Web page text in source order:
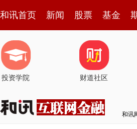
和讯首页 新闻 股票 基金
投资学院 财道社区
和讯